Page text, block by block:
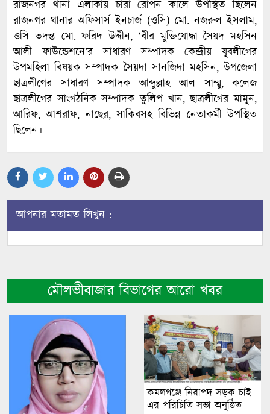
রাজনগর থানা এলাকায় চারা রোপন কালে উপস্থিত ছিলেন
রাজনগর থানার অফিসার্স ইনচার্জ (ওসি) মো. নজরুল ইসলাম,
ওসি তদন্ত মো. ফরিদ উদ্দীন, ‘বীর মুক্তিযোদ্ধা সৈয়দ মহসিন
আলী ফাউন্ডেশনে’র সাধারণ সম্পাদক কেন্দ্রীয় যুবলীগের
উপমহিলা বিষয়ক সম্পাদক সৈয়দা সানজিদা মহসিন, উপজেলা
ছাত্রলীগের সাধারণ সম্পাদক আব্দুল্লাহ আল সাম্মু, কলেজ
ছাত্রলীগের সাংগঠনিক সম্পাদক তুলিপ খান, ছাত্রলীগের মামুন,
আরিফ, আশরাফ, নাছের, সাকিবসহ বিভিন্ন নেতাকর্মী উপস্থিত
ছিলেন।
আপনার মতামত লিখুন :
মৌলভীবাজার বিভাগের আরো খবর
কমলগঞ্জে নিরাপদ সড়ক চাই
এর পরিচিতি সভা অনুষ্ঠিত